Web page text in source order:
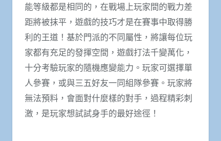
能等級都是相同的，在戰場上玩家間的戰力差
距將被抹平，遊戲的技巧才是在賽事中取得勝
利的王道！基於門派的不同屬性，將讓每位玩
家都有充足的發揮空間，遊戲打法千變萬化，
十分考驗玩家的隨機應變能力。玩家可選擇單
人參賽，或與三五好友一同組隊參賽。玩家將
無法預料，會面對什麼樣的對手，過程精彩刺
激，是玩家想試試身手的最好途徑！